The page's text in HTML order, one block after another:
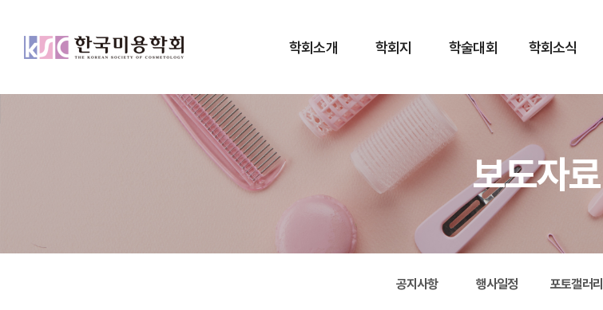
학회소개 학회지 학술대회 학회소식
보도자료
공지사항 행사일정 포토갤러리